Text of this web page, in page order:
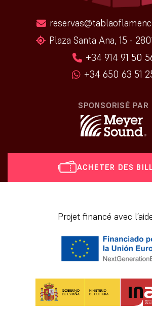
ACHETER DES
Plaza Santa Ana, 15 -
+34 914 91 50
+34 650 63 51
SPONSORISÉ PAR
Projet financé avec